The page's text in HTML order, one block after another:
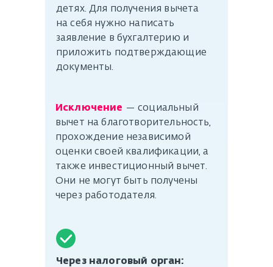
детях. Для получения вычета
на себя нужно написать
заявление в бухгалтерию и
приложить подтверждающие
документы.
Через налоговый орган:
Исключение — социальный
вычет на благотворительность,
прохождение независимой
оценки своей квалификации, а
также инвестиционный вычет.
Они не могут быть получены
через работодателя.